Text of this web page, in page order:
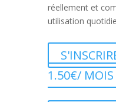
réellement et
utilisation
1.50€/ MOIS